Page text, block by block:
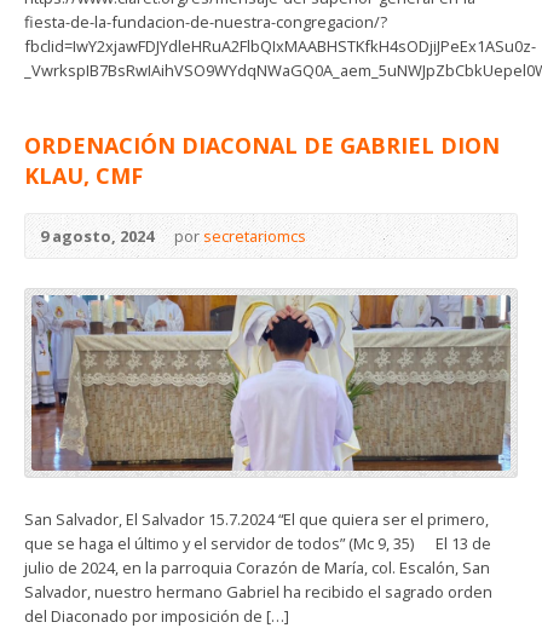
fiesta-de-la-fundacion-de-nuestra-congregacion/?
fbclid=IwY2xjawFDJYdleHRuA2FlbQIxMAABHSTKfkH4sODjiJPeEx1ASu0z-
ORDENACIÓN DIACONAL DE GABRIEL DION
KLAU, CMF
9 agosto, 2024 por secretariomcs
San Salvador, El Salvador 15.7.2024 “El que quiera ser el primero,
que se haga el último y el servidor de todos” (Mc 9, 35) El 13 de
julio de 2024, en la parroquia Corazón de María, col. Escalón, San
Salvador, nuestro hermano Gabriel ha recibido el sagrado orden
del Diaconado por imposición de […]